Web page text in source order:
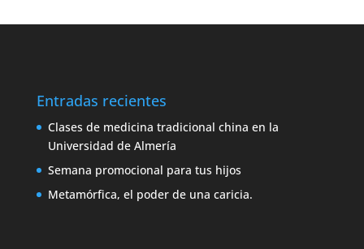
Entradas recientes
Clases de medicina tradicional china en la
Universidad de Almería
Semana promocional para tus hijos
Metamórfica, el poder de una caricia.